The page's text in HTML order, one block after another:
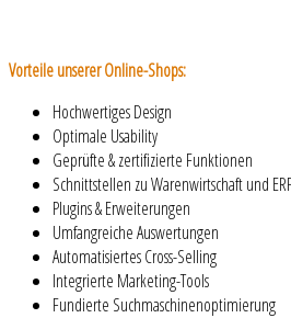
Vorteile unserer Online-Shops:
Hochwertiges Design
Optimale Usability
Geprüfte & zertifizierte Funktionen
Schnittstellen zu Warenwirtschaft und
Plugins & Erweiterungen
Umfangreiche Auswertungen
Automatisiertes Cross-Selling
Integrierte Marketing-Tools
Fundierte Suchmaschinenoptimierung